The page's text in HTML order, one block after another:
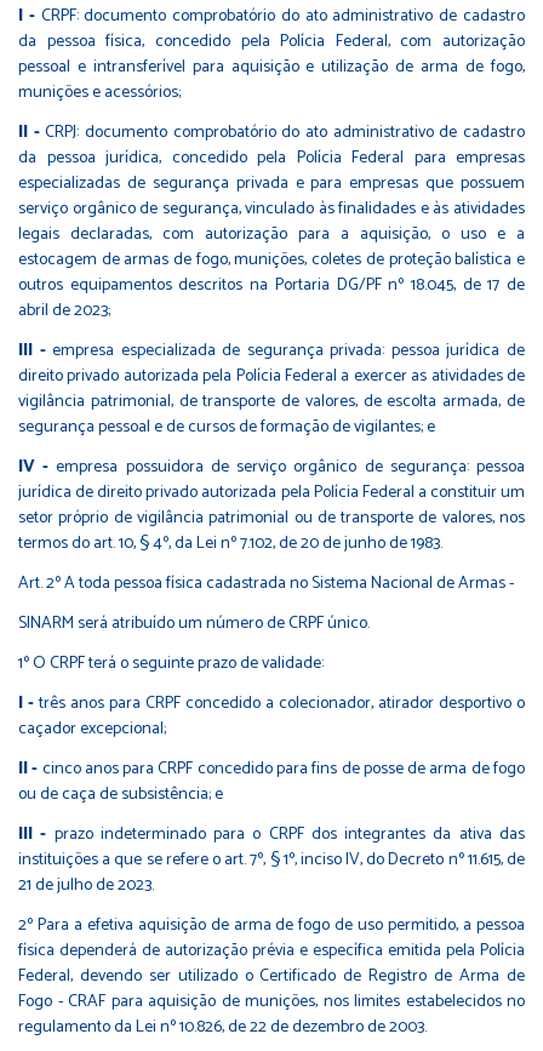
I -CRPF: documento comprobatório do ato administrativo de cadastro
da pessoa física, concedido pela Polícia Federal, com autorização
pessoal e intransferível para aquisição e utilização de arma de fogo,
munições e acessórios;
II -CRPJ: documento comprobatório do ato administrativo de cadastro
da pessoa jurídica, concedido pela Polícia Federal para empresas
especializadas de segurança privada e para empresas que possuem
serviço orgânico de segurança, vinculado às finalidades e às atividades
legais declaradas, com autorização para a aquisição, o uso e a
estocagem de armas de fogo, munições, coletes de proteção balística e
outros equipamentos descritos na Portaria DG/PF nº 18.045, de 17 de
abril de 2023;
III -empresa especializada de segurança privada: pessoa jurídica de
direito privado autorizada pela Polícia Federal a exercer as atividades de
vigilância patrimonial, de transporte de valores, de escolta armada, de
segurança pessoal e de cursos de formação de vigilantes; e
IV - empresa possuidora de serviço orgânico de segurança: pessoa
jurídica de direito privado autorizada pela Polícia Federal a constituir um
setor próprio de vigilância patrimonial ou de transporte de valores, nos
termos do art. 10, § 4º, da Lei nº 7.102, de 20 de junho de 1983.
Art. 2º A toda pessoa física cadastrada no Sistema Nacional de Armas -
SINARM será atribuído um número de CRPF único.
1º O CRPF terá o seguinte prazo de validade:
I -três anos para CRPF concedido a colecionador, atirador desportivo o
caçador excepcional;
II -cinco anos para CRPF concedido para fins de posse de arma de fogo
ou de caça de subsistência; e
III - prazo indeterminado para o CRPF dos integrantes da ativa das
instituições a que se refere o art. 7º, § 1º, inciso IV, do Decreto nº 11.615, de
21 de julho de 2023.
2º Para a efetiva aquisição de arma de fogo de uso permitido, a pessoa
física dependerá de autorização prévia e específica emitida pela Polícia
Federal, devendo ser utilizado o Certificado de Registro de Arma de
Fogo - CRAF para aquisição de munições, nos limites estabelecidos no
regulamento da Lei nº 10.826, de 22 de dezembro de 2003.